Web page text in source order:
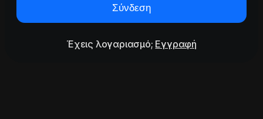
Σύνδεση
Έχεις λογαριασμό; Εγγραφή